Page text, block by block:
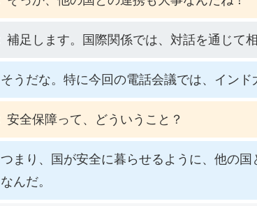
補足します。国際関係では、対話を通じて
そうだな。特に今回の電話会議では、イン
安全保障って、どういうこと？
つまり、国が安全に暮らせるように、他の
なんだ。